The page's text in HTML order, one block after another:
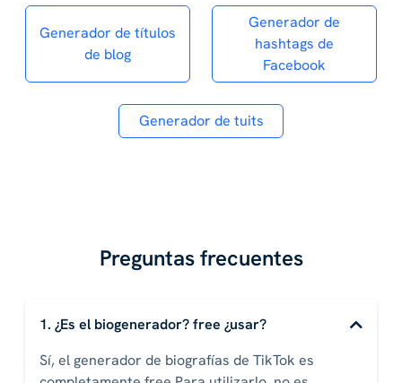
Generador de títulos
de blog
Generador de
hashtags de
Facebook
Generador de tuits
Preguntas frecuentes
1. ¿Es el biogenerador? free ¿usar?
Sí, el generador de biografías de TikTok es